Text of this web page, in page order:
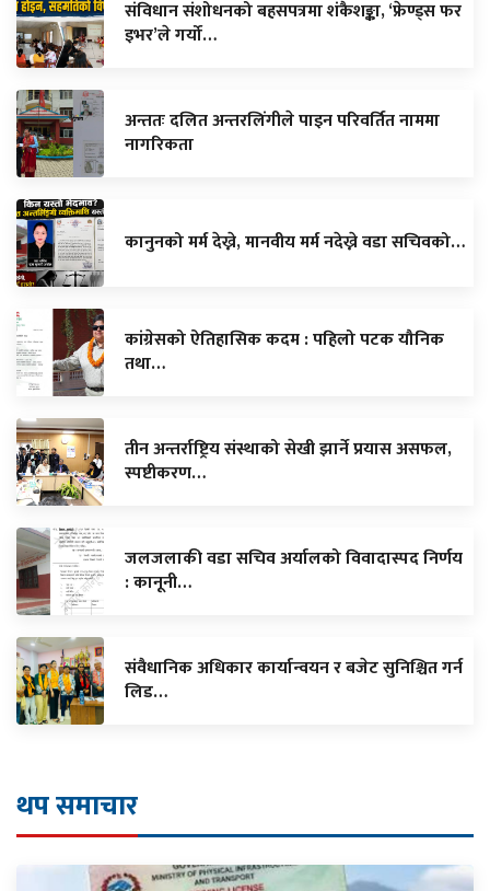
संविधान संशोधनको बहसपत्रमा शंकैशङ्का, ‘फ्रेण्ड्स फर
इभर’ले गर्यो…
अन्ततः दलित अन्तरलिंगीले पाइन परिवर्तित नाममा
नागरिकता
कानुनको मर्म देख्ने, मानवीय मर्म नदेख्ने वडा सचिवको…
कांग्रेसको ऐतिहासिक कदम : पहिलो पटक यौनिक
तथा…
तीन अन्तर्राष्ट्रिय संस्थाको सेखी झार्ने प्रयास असफल,
स्पष्टीकरण…
जलजलाकी वडा सचिव अर्यालको विवादास्पद निर्णय
: कानूनी…
संवैधानिक अधिकार कार्यान्वयन र बजेट सुनिश्चित गर्न
लिड…
थप समाचार